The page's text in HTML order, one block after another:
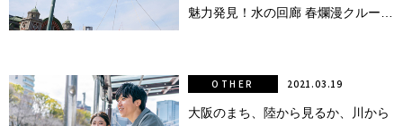
ンテ
写真
魅力発見！水の回廊 春爛漫クルー
大阪のまち、陸から見るか、川から
OTHER 2021.03.19